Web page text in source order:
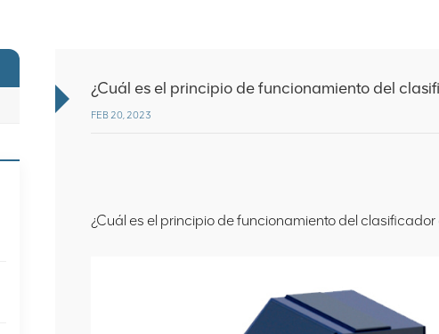
¿Cuál es el principio de funcionamiento del
FEB 20, 2023
¿Cuál es el principio de funcionamiento del clasificador